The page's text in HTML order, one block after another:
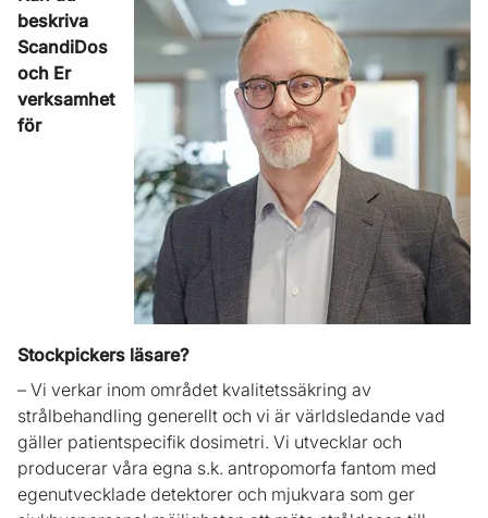
beskriva
ScandiDos
och Er
verksamhet
för
Stockpickers läsare?
– Vi verkar inom området kvalitetssäkring av
strålbehandling generellt och vi är världsledande vad
gäller patientspecifik dosimetri. Vi utvecklar och
producerar våra egna s.k. antropomorfa fantom med
egenutvecklade detektorer och mjukvara som ger